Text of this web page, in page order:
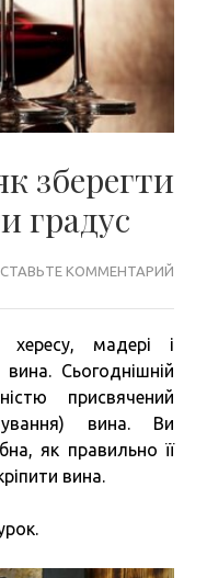
зберегти
градус
КОММЕНТАРИЙ
мадері і
Сьогоднішній
присвячений
вина. Ви
як правильно її
вина.